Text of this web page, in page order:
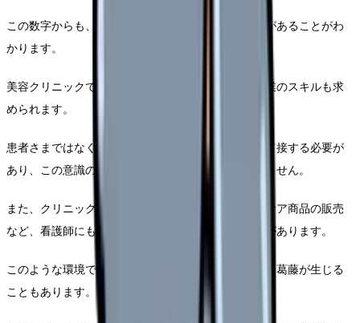
この数字からも、美容クリニックならではの難しさがあることがわ
かります。
美容クリニックでは医療行為だけでなく、接客や営業のスキルも求
められます。
患者さまではなく「クライアント」「お客様」として接する必要が
あり、この意識の転換に戸惑う看護師も少なくありません。
また、クリニックによっては施術の推奨やアフターケア商品の販売
など、看護師にも売上への貢献が期待されるケースがあります。
このような環境で働くことで、従来の看護観との間に葛藤が生じる
こともあります。